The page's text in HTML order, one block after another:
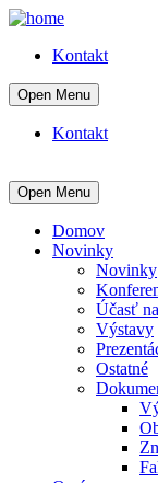
Kontakt
Open Menu
Kontakt
Open Menu
Domov
Novinky
Novinky
Účasť
Výstavy
Ostatné